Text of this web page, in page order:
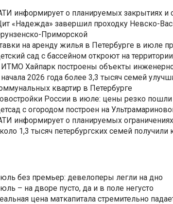
информирует о планируемых закрытиях и
«Надежда» завершил проходку Невско-
Приморской
на аренду жилья в Петербурге в июле
сад с бассейном откроют на
Хайпарк построены объекты
2026 года более 3,3 тысяч семей
квартир в Петербурге
России в июле: цены резко
с огородом построен на
информирует о планируемых
1,3 тысяч петербургских семей получили
без премьер: девелоперы легли на дно
– на дворе пусто, да и в поле негусто
цена маткапитала стремительно